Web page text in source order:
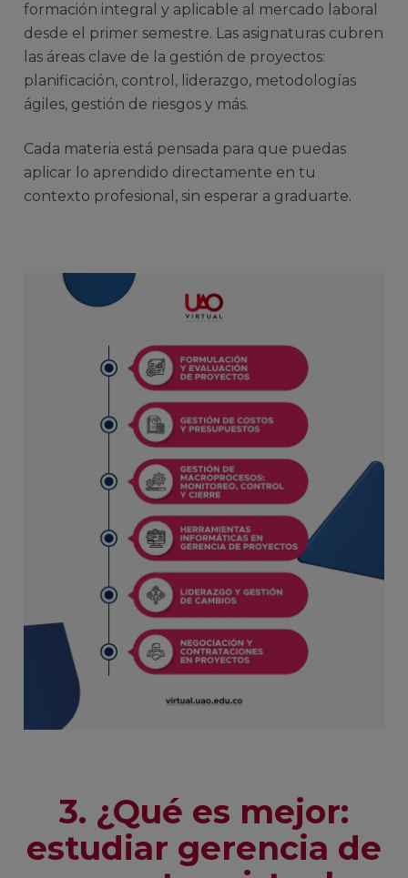
formación integral y aplicable al mercado laboral
desde el primer semestre. Las asignaturas cubren
las áreas clave de la gestión de proyectos:
planificación, control, liderazgo, metodologías
ágiles, gestión de riesgos y más.
Cada materia está pensada para que puedas
aplicar lo aprendido directamente en tu
contexto profesional, sin esperar a graduarte.
3. ¿Qué es mejor:
estudiar gerencia de